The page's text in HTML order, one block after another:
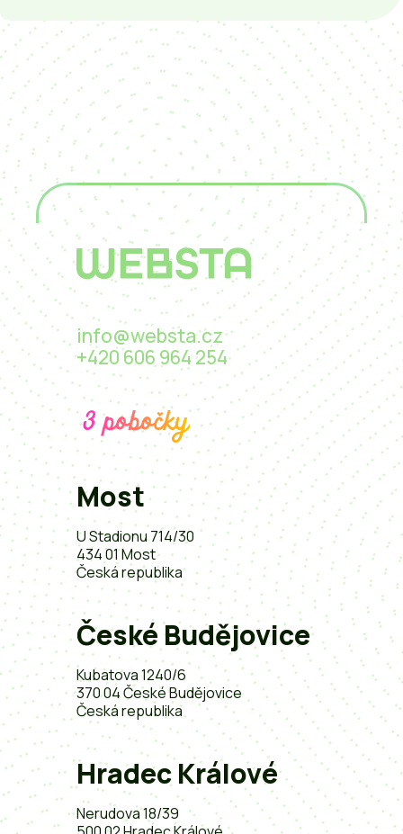
info@websta.cz
+420 606 964 254
3 pobočky
Most
U Stadionu 714/30
434 01 Most
Česká republika
České Budějovice
Kubatova 1240/6
370 04 České Budějovice
Česká republika
Hradec Králové
Nerudova 18/39